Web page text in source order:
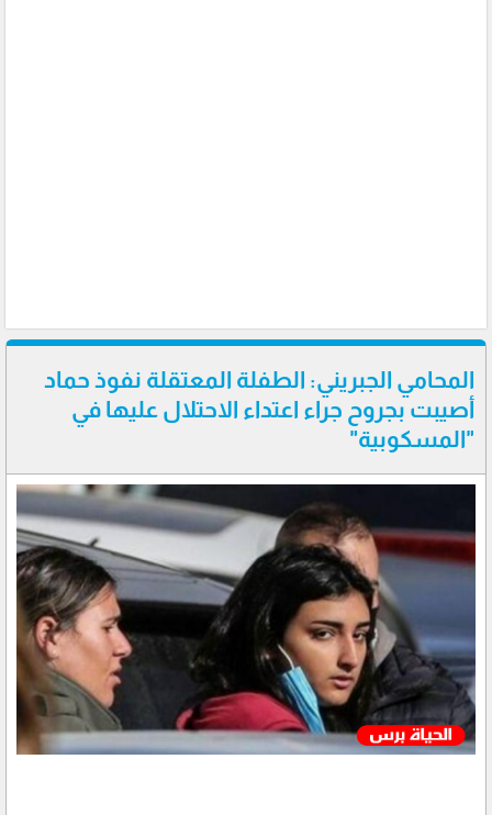
المحامي الجبريني: الطفلة المعتقلة نفوذ حماد
أصيبت بجروح جراء اعتداء الاحتلال عليها في
"المسكوبية"